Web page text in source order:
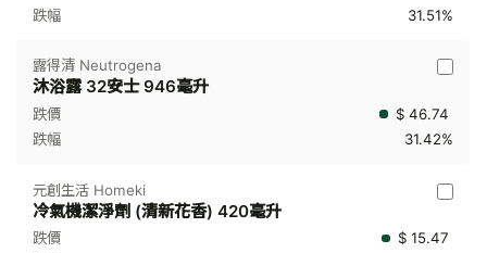
31.51%
露得清 Neutrogena
沐浴露 32安士 946毫升
$ 46.74
31.42%
元創生活 Homeki
冷氣機潔淨劑 (清新花香) 420毫升
$ 15.47